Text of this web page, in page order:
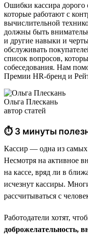
Ошибки кассира дорого
которые работают с
вычислительной
должны быть
и другие навыки и
обслуживать
список вопросов,
собеседования. Нам
Премии HR-бренд и
Ольга Плескань
автор статей
⏱ 3 минуты
Кассир — одна из
Несмотря на активное
на кассе, вряд ли в
исчезнут кассиры.
рассчитываться с
Работодатели хотят,
доброжелательность,